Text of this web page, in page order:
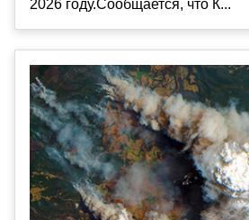
2026 году.Сообщается, что К...